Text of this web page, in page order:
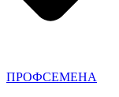
ПРОФСЕМЕНА